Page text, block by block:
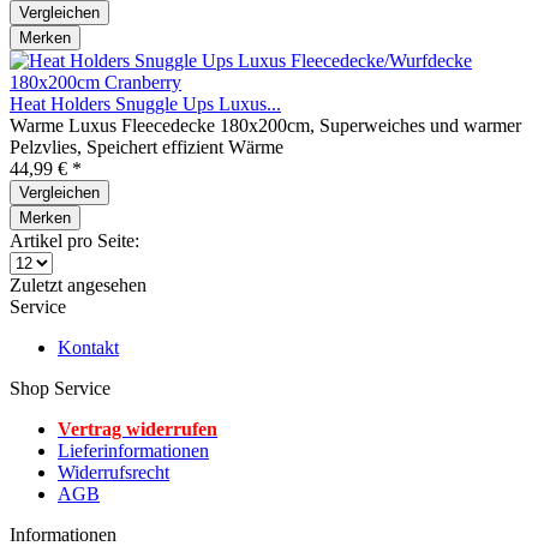
Vergleichen
Merken
Heat Holders Snuggle Ups Luxus...
Warme Luxus Fleecedecke 180x200cm, Superweiches und warmer
Pelzvlies, Speichert effizient Wärme
44,99 € *
Vergleichen
Merken
Artikel pro Seite:
Zuletzt angesehen
Service
Kontakt
Shop Service
Vertrag widerrufen
Lieferinformationen
Widerrufsrecht
AGB
Informationen